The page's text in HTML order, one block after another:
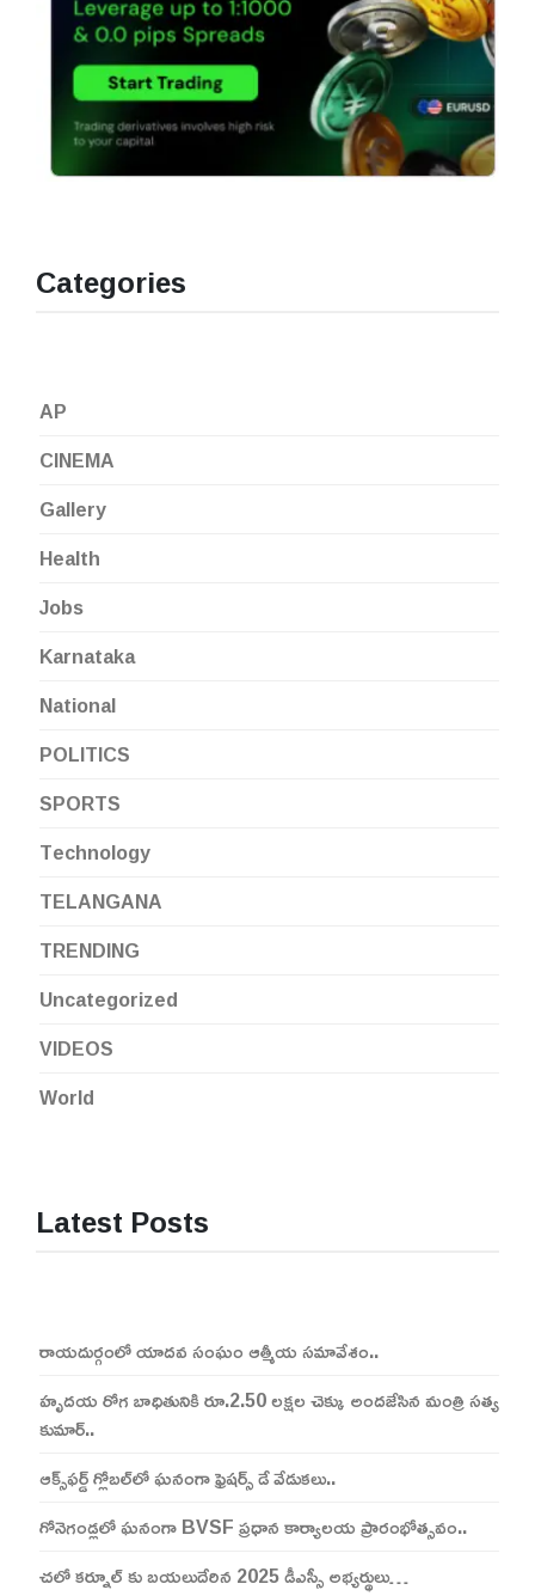
Categories
AP
CINEMA
Gallery
Health
Jobs
Karnataka
National
POLITICS
SPORTS
Technology
TELANGANA
TRENDING
Uncategorized
VIDEOS
World
Latest Posts
రాయదుర్గంలో యాదవ సంఘం ఆత్మీయ సమావేశం..
హృదయ రోగ బాధితునికి రూ.2.50 లక్షల చెక్కు అందజేసిన మంత్రి సత్య
కుమార్..
ఆక్స్‌ఫర్డ్ గ్లోబల్‌లో ఘనంగా ఫ్రెషర్స్ డే వేడుకలు..
గోనెగండ్లలో ఘనంగా BVSF ప్రధాన కార్యాలయ ప్రారంభోత్సవం..
చలో కర్నూల్ కు బయలుదేరిన 2025 డీఎస్సీ అభ్యర్థులు…